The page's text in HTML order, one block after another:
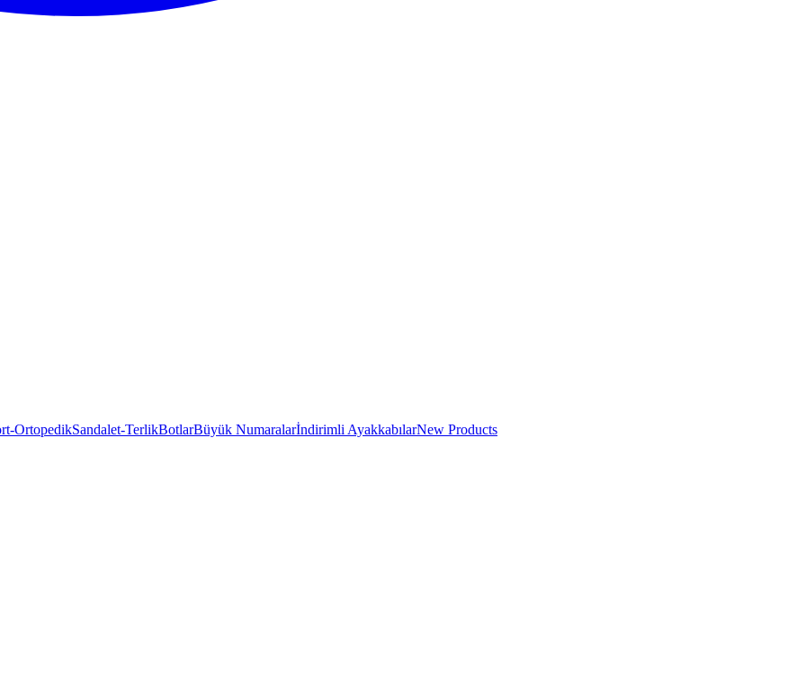
OrtopedikSandalet-TerlikBotlarBüyük Numaralarİndirimli AyakkabılarNew Products